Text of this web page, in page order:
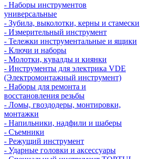
- Наборы инструментов
универсальные
- Зубила, выколотки, керны и стамески
- Измерительный инструмент
- Тележки инструментальные и ящики
- Ключи и наборы
- Молотки, кувалды и киянки
- Инструменты для электрика VDE
(Электромонтажный инструмент)
- Наборы для ремонта и
восстановления резьбы
- Ломы, гвоздодеры, монтировки,
монтажки
- Напильники, надфили и шаберы
- Съемники
- Режущий инструмент
- Ударные головки и аксессуары